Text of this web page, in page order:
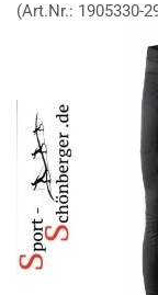
(Art.Nr.: 1905330-